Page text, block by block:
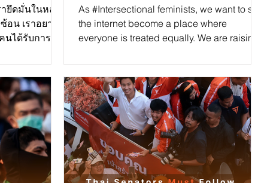
ยึดมั่นในหลัก
น เราอยาก
นได้รับการ
As #Intersectional feminists, we want to see
the internet become a place where
everyone is treated equally. We are raising